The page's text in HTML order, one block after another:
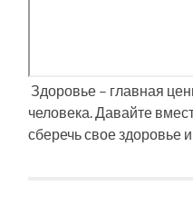
Здоровье – главная
человека. Давайте
сберечь свое здоровье